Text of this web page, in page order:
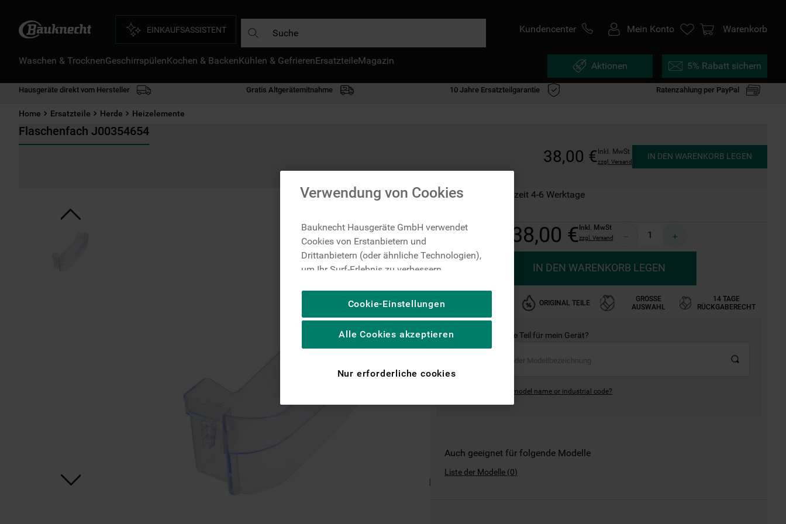
EINKAUFSASSISTENT Kundencenter Mein Konto Warenkorb
Waschen & TrocknenGeschirrspülenKochen & BackenKühlen & GefrierenErsatzteileMagazin Aktionen 5% Rabatt sichern
Hausgeräte direkt vom Hersteller Gratis Altgerätemitnahme 10 Jahre Ersatzteilgarantie Ratenzahlung per PayPal
Home Ersatzteile Herde Heizelemente
Flaschenfach J00354654
38,00 € Inkl. MwSt
zzgl. Versand
IN DEN WARENKORB LEGEN
Auf Lager: Lieferzeit 4-6 Werktage
38,00 €Inkl. MwSt
zzgl. Versand ＋
IN DEN WARENKORB LEGEN
ORIGINAL TEILE
GROSSE A
USWAHL
14 TAGE
RÜCKGABERECHT
Ist dies das richtige Teil für mein Gerät?
Where can I find the model name or industrial code?
Auch geeignet für folgende Modelle
Liste der Modelle (0)
Verwendung von Cookies
Bauknecht Hausgeräte GmbH verwendet
Cookies von Erstanbietern und
Drittanbietern (oder ähnliche Technologien),
um Ihr Surf-Erlebnis zu verbessern
um die redaktionellen Inhalte der Website
basierend auf Ihrer Nutzung der Website zu
personalisieren, die Funktionalität der
spezifische Funktionen anzubieten
(einschließlich über Drittanbieter und auf
Plattformen, beispielsweise Google LLC –
Cookie-Einstellungen
Nur erforderliche cookies
Alle Cookies akzeptieren
DIE HÄUFIGSTEN SUCHANFRAGEN
gefrierschrank